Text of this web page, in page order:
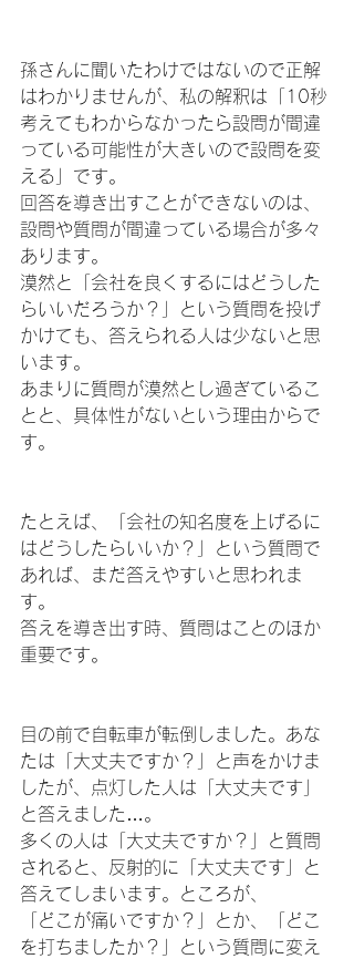
孫さんに聞いたわけではないので正解
はわかりませんが、私の解釈は「10秒
考えてもわからなかったら設問が間違
っている可能性が大きいので設問を変
える」です。
回答を導き出すことができないのは、
設問や質問が間違っている場合が多々
あります。
漠然と「会社を良くするにはどうした
らいいだろうか？」という質問を投げ
かけても、答えられる人は少ないと思
います。
あまりに質問が漠然とし過ぎているこ
とと、具体性がないという理由からで
す。
たとえば、「会社の知名度を上げるに
はどうしたらいいか？」という質問で
あれば、まだ答えやすいと思われま
す。
答えを導き出す時、質問はことのほか
重要です。
目の前で自転車が転倒しました。あな
たは「大丈夫ですか？」と声をかけま
したが、点灯した人は「大丈夫です」
と答えました…。
多くの人は「大丈夫ですか？」と質問
されると、反射的に「大丈夫です」と
答えてしまいます。ところが、
「どこが痛いですか？」とか、「どこ
を打ちましたか？」という質問に変え